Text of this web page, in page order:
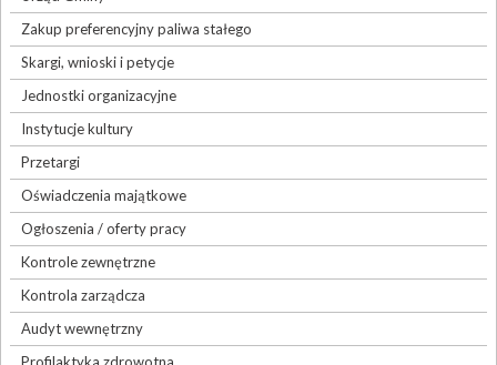
Zakup preferencyjny paliwa stałego
Skargi, wnioski i petycje
Jednostki organizacyjne
Instytucje kultury
Przetargi
Oświadczenia majątkowe
Ogłoszenia / oferty pracy
Kontrole zewnętrzne
Kontrola zarządcza
Audyt wewnętrzny